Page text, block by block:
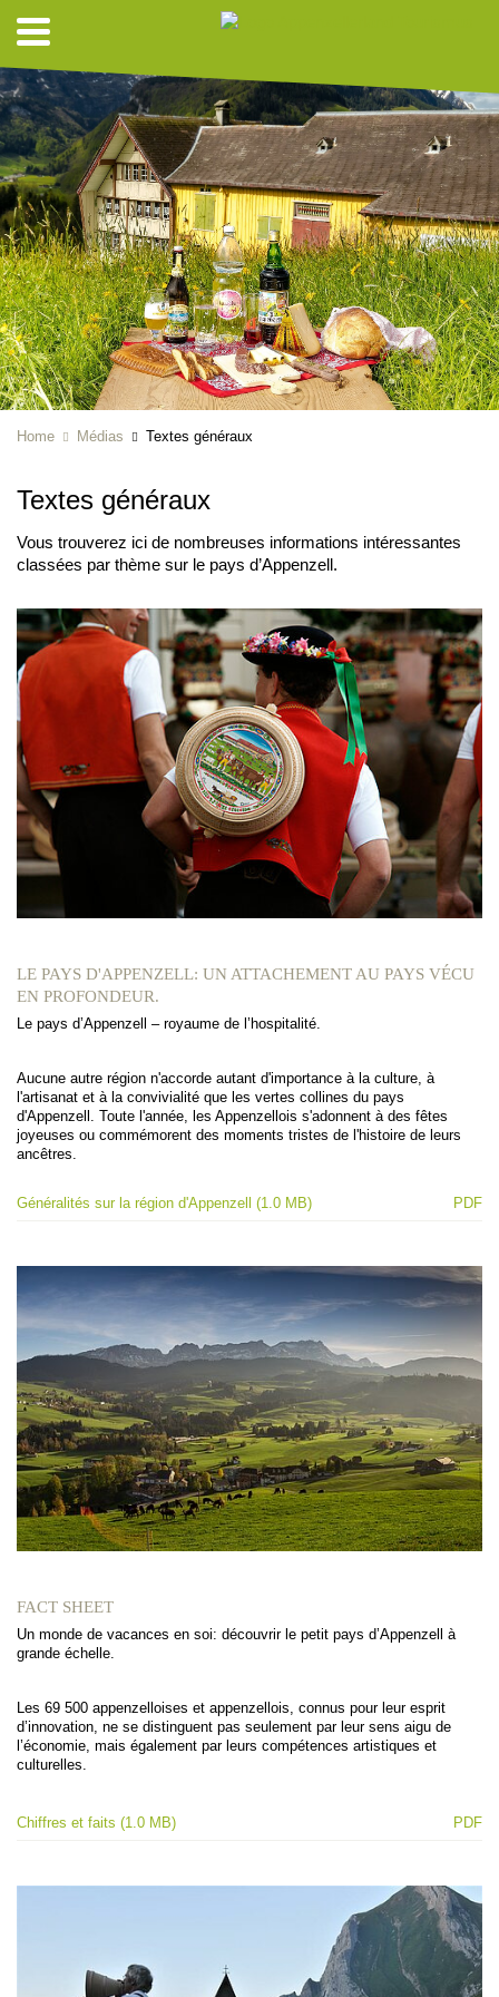
Home Médias Textes généraux
Textes généraux
Vous trouverez ici de nombreuses informations intéressantes
classées par thème sur le pays d’Appenzell.
LE PAYS D'APPENZELL: UN ATTACHEMENT AU PAYS VÉCU
EN PROFONDEUR.
Le pays d’Appenzell – royaume de l’hospitalité.
Aucune autre région n'accorde autant d'importance à la culture, à
l'artisanat et à la convivialité que les vertes collines du pays
d'Appenzell. Toute l'année, les Appenzellois s'adonnent à des fêtes
joyeuses ou commémorent des moments tristes de l'histoire de leurs
ancêtres.
Généralités sur la région d'Appenzell (1.0 MB) PDF
FACT SHEET
Un monde de vacances en soi: découvrir le petit pays d’Appenzell à
grande échelle.
Les 69 500 appenzelloises et appenzellois, connus pour leur esprit
d’innovation, ne se distinguent pas seulement par leur sens aigu de
l’économie, mais également par leurs compétences artistiques et
culturelles.
Chiffres et faits (1.0 MB) PDF